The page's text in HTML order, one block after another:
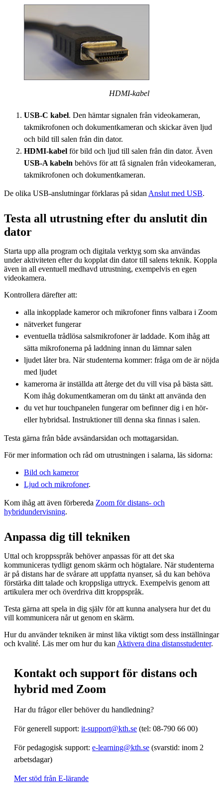
HDMI-kabel
USB-C kabel. Den hämtar signalen från videokameran,
takmikrofonen och dokumentkameran och skickar även ljud
och bild till salen från din dator.
HDMI-kabel för bild och ljud till salen från din dator. Även
USB-A kabeln behövs för att få signalen från videokameran,
takmikrofonen och dokumentkameran.
De olika USB-anslutningar förklaras på sidan Anslut med USB.
Testa all utrustning efter du anslutit din
dator
Starta upp alla program och digitala verktyg som ska användas
under aktiviteten efter du kopplat din dator till salens teknik. Koppla
även in all eventuell medhavd utrustning, exempelvis en egen
videokamera.
Kontrollera därefter att:
alla inkopplade kameror och mikrofoner finns valbara i Zoom
nätverket fungerar
eventuella trådlösa salsmikrofoner är laddade. Kom ihåg att
sätta mikrofonerna på laddning innan du lämnar salen
ljudet låter bra. När studenterna kommer: fråga om de är nöjda
med ljudet
kamerorna är inställda att återge det du vill visa på bästa sätt.
Kom ihåg dokumentkameran om du tänkt att använda den
du vet hur touchpanelen fungerar om befinner dig i en hör-
eller hybridsal. Instruktioner till denna ska finnas i salen.
Testa gärna från både avsändarsidan och mottagarsidan.
För mer information och råd om utrustningen i salarna, läs sidorna:
Bild och kameror
Ljud och mikrofoner.
Kom ihåg att även förbereda Zoom för distans- och
hybridundervisning.
Anpassa dig till tekniken
Uttal och kroppsspråk behöver anpassas för att det ska
kommuniceras tydligt genom skärm och högtalare. När studenterna
är på distans har de svårare att uppfatta nyanser, så du kan behöva
förstärka ditt talade och kroppsliga uttryck. Exempelvis genom att
artikulera mer och överdriva ditt kroppspråk.
Testa gärna att spela in dig själv för att kunna analysera hur det du
vill kommunicera når ut genom en skärm.
Hur du använder tekniken är minst lika viktigt som dess inställningar
och kvalité. Läs mer om hur du kan Aktivera dina distansstudenter.
Kontakt och support för distans och
hybrid med Zoom
Har du frågor eller behöver du handledning?
För generell support: it-support@kth.se (tel: 08-790 66 00)
För pedagogisk support: e-learning@kth.se (svarstid: inom 2
arbetsdagar)
Mer stöd från E-lärande